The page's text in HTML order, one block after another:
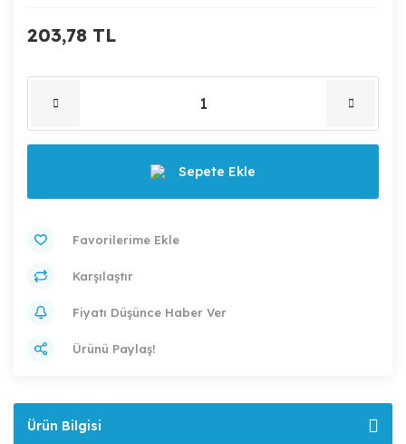
203,78 TL
Sepete Ekle
Karşılaştır
Fiyatı Düşünce Haber Ver
Ürünü Paylaş!
Ürün Bilgisi